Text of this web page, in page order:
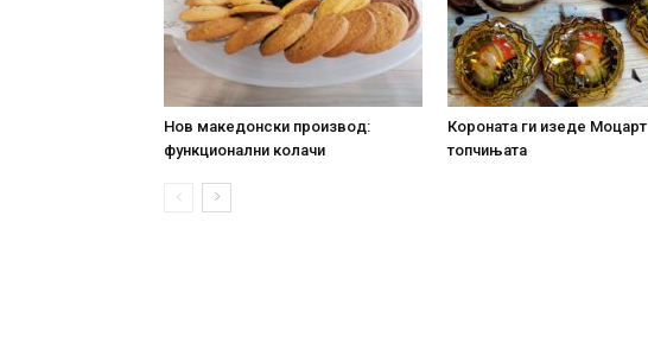
Нов македонски производ:
функционални колачи
Короната ги изеде Моцарт
топчињата